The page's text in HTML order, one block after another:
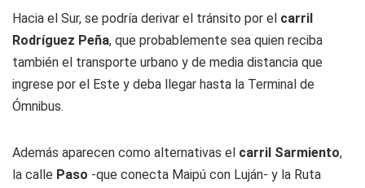
Hacia el Sur, se podría derivar el tránsito por el carril
Rodríguez Peña, que probablemente sea quien reciba
también el transporte urbano y de media distancia que
ingrese por el Este y deba llegar hasta la Terminal de
Ómnibus.
Además aparecen como alternativas el carril Sarmiento,
la calle Paso -que conecta Maipú con Luján- y la Ruta